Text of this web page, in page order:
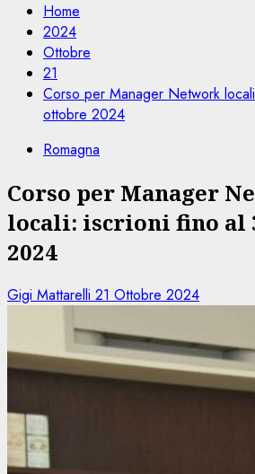
Home
2024
Ottobre
21
Corso per Manager Network
ottobre 2024
Romagna
Corso per Manager
locali: iscrioni fino al
2024
Gigi Mattarelli 21 Ottobre 2024